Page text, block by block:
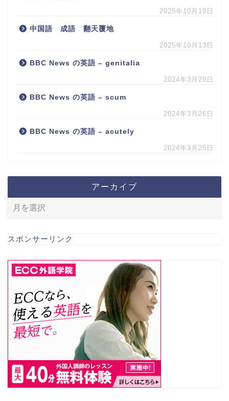
2025年10月19日
中国語 成語 翻天覆地
2025年10月13日
BBC News の英語 – genitalia
2024年3月29日
BBC News の英語 – scum
2024年3月26日
BBC News の英語 – acutely
2024年3月25日
アーカイブ
スポンサーリンク